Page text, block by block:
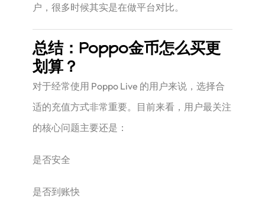
户，很多时候其实是在做平台对比。
总结：Poppo金币怎么买更
划算？
对于经常使用 Poppo Live 的用户来说，选择合
适的充值方式非常重要。目前来看，用户最关注
的核心问题主要还是：
是否安全
是否到账快